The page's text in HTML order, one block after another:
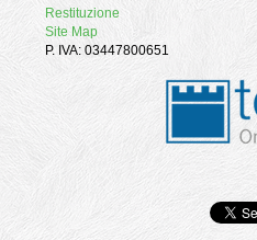
Restituzione
Site Map
P. IVA: 03447800651